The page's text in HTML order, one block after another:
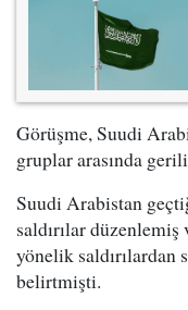
Görüşme, Suudi
gruplar arasında
Suudi Arabistan
saldırılar
yönelik saldırılardan
belirtmişti.